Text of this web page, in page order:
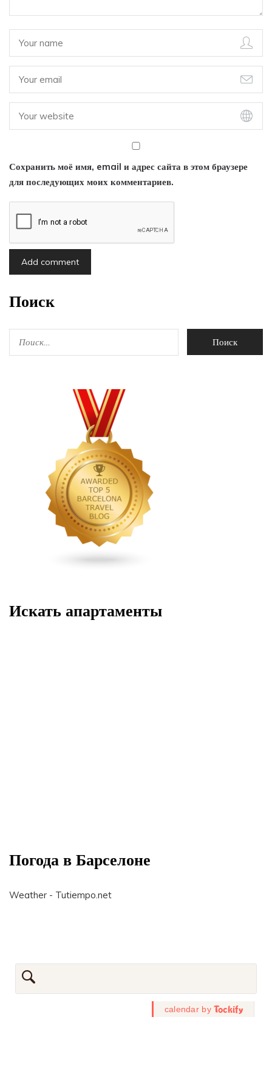
Сохранить моё имя, email и адрес сайта в этом браузере
для последующих моих комментариев.
Поиск
Искать апартаменты
Погода в Барселоне
Weather - Tutiempo.net